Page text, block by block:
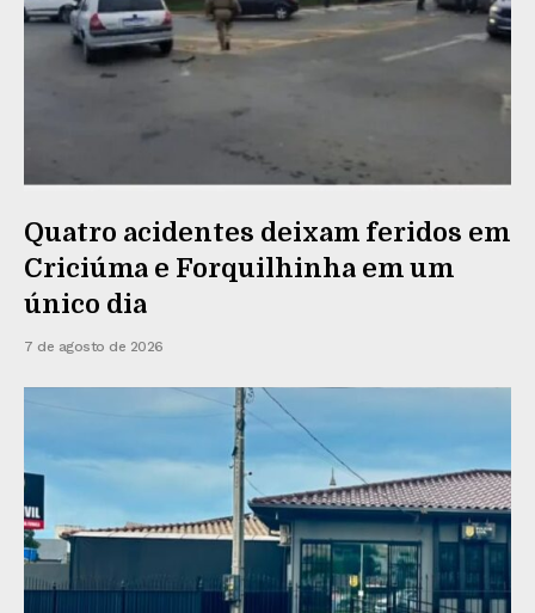
Quatro acidentes deixam feridos em
Criciúma e Forquilhinha em um
único dia
7 de agosto de 2026